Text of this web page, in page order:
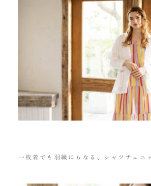
一枚着でも羽織にもなる、シャツチュニ